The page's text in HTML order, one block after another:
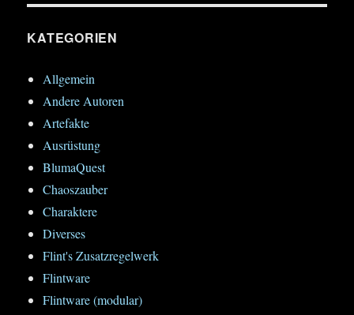
KATEGORIEN
Allgemein
Andere Autoren
Artefakte
Ausrüstung
BlumaQuest
Chaoszauber
Charaktere
Diverses
Flint's Zusatzregelwerk
Flintware
Flintware (modular)